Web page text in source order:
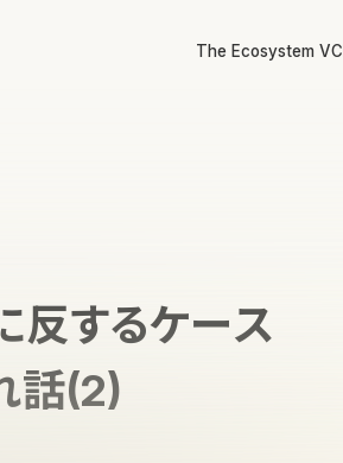
The Ecosystem VC
するケース
話(2)